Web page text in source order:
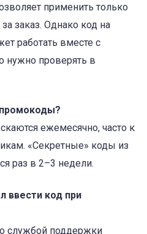
применить только
заказ. Однако код на
работать вместе с
нужно проверять в
ежемесячно, часто к
«Секретные» коды из
раз в 2–3 недели.
ввести код при
службой поддержки